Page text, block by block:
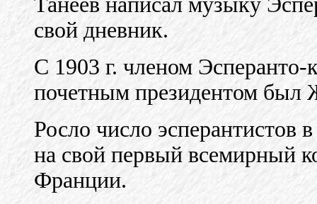
свой дневник.
С 1903 г. членом
почетным президентом
Росло число эсперантистов
на свой первый всемирный
Франции.